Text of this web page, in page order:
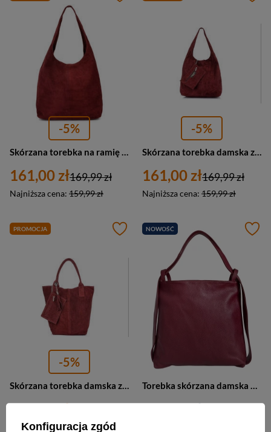
-5%
161,00 zł
Najniższa cena: 159,99 zł
169,99 zł
-5%
161,00 zł
Najniższa cena: 159,99 zł
169,99 zł
PROMOCJA
-5%
Skórzana torebka damska zamszowa bordowa Vera Pelle L82
161,00 zł
Najniższa cena:169,99 zł
NOWOŚĆ
Torebka skórzana damska Vera Pelle WX754R worek plecak 2w1 A4 bordowa
249,00 zł
Konfiguracja zgód